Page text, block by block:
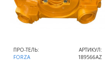
ПРО-ТЕЛЬ:
FORZA
АРТИКУЛ:
189566AZ